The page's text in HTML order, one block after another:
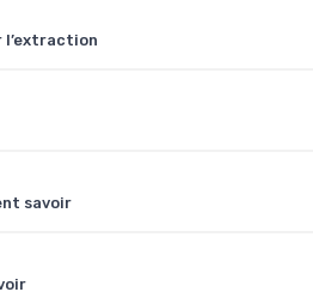
l’extraction
savoir